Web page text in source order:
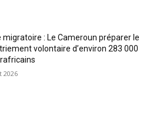
migratoire : Le Cameroun préparer le
volontaire d’environ 283 000
2026